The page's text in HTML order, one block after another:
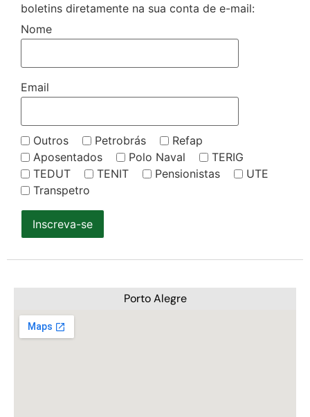
boletins diretamente na sua conta de e-mail:
Nome
Email
Outros Petrobrás
Refap
Aposentados
Polo Naval
TERIG
TEDUT
TENIT Pensionistas
UTE
Transpetro
Inscreva-se
Porto Alegre